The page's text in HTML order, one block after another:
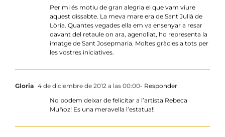
Per mi és motiu de gran alegria el que vam viure
aquest dissabte. La meva mare era de Sant Julià de
Lòria. Quantes vegades ella em va ensenyar a resar
davant del retaule on ara, agenollat, ho representa la
imatge de Sant Josepmaria. Moltes gràcies a tots per
les vostres iniciatives.
Gloria 4 de diciembre de 2012 a las 00:00- Responder
No podem deixar de felicitar a l’artista Rebeca
Muñoz! Es una meravella l’estatua!!